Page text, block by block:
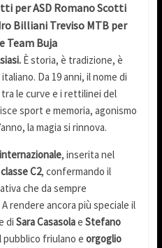
per ASD Romano Scotti
Billiani Treviso MTB per
Team Buja
È storia, è tradizione, è
Da 19 anni, il nome di
le curve e i rettilinei del
sport e memoria, agonismo
la magia si rinnova.
, inserita nel
classe C2, confermando il
che da sempre
rendere ancora più speciale il
di Sara Casasolae Stefano
friulano e orgoglio